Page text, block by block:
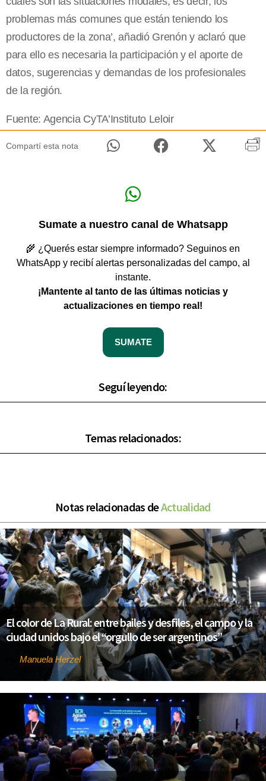
problemas más comunes que están teniendo los
productores de la zona’, añadió Grenón y aclaró que
para ello es necesaria la participación y el aporte de
datos, sugerencias y demandas de los profesionales
de la región.
Fuente: Agencia CyTA’Instituto Leloir
Compartí esta nota
Sumate a nuestro canal de Whatsapp
🌾 ¿Querés estar siempre informado? Seguinos en
WhatsApp y recibí alertas personalizadas del campo, al
instante.
¡Mantente al tanto de las últimas noticias y
actualizaciones en tiempo real!
SUMATE
Seguí leyendo:
Temas relacionados:
Notas relacionadas deActualidad
El color de La Rural: entre bailes y desfiles, el campo y la
ciudad unidos bajo el “orgullo de ser argentinos”
Manuela Herzel